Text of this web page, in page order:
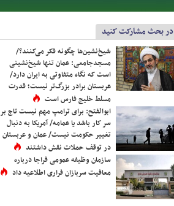
در بحث مشارکت کنید
شیخ‌نشین‌ها چگونه فکر می‌کنند؟/
مسجدجامعی: عمان تنها شیخ‌نشینی
است که نگاه متفاوتی به ایران دارد/
عربستان برادر بزرگ‌تر نیست؛ قدرت
مسلط خلیج فارس است
ابوالفتح: برای ترامپ مهم نیست تاج بر
سر کار باشد یا عمامه/ آمریکا به دنبال
تغییر حکومت نیست/ عمان و عربستان
در توقف حملات نقش داشتند
سازمان وظیفه عمومی فراجا درباره
معافیت سربازان فراری اطلاعیه داد